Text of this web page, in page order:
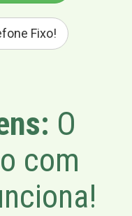
Fixo!
O
com